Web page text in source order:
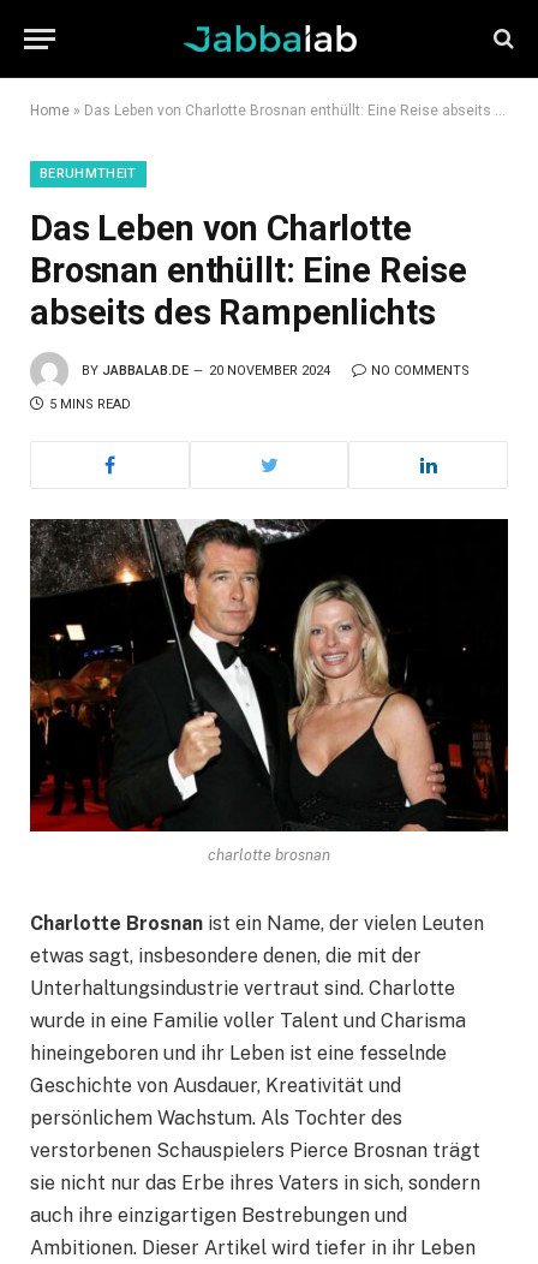
Home » Das Leben von Charlotte Brosnan enthüllt: Eine Reise abseits des Rampenlichts
BERUHMTHEIT
Das Leben von Charlotte
Brosnan enthüllt: Eine Reise
abseits des Rampenlichts
BY JABBALAB.DE 20 NOVEMBER 2024 NO COMMENTS
5 MINS READ
charlotte brosnan
Charlotte Brosnan ist ein Name, der vielen Leuten
etwas sagt, insbesondere denen, die mit der
Unterhaltungsindustrie vertraut sind. Charlotte
wurde in eine Familie voller Talent und Charisma
hineingeboren und ihr Leben ist eine fesselnde
Geschichte von Ausdauer, Kreativität und
persönlichem Wachstum. Als Tochter des
verstorbenen Schauspielers Pierce Brosnan trägt
sie nicht nur das Erbe ihres Vaters in sich, sondern
auch ihre einzigartigen Bestrebungen und
Ambitionen. Dieser Artikel wird tiefer in ihr Leben